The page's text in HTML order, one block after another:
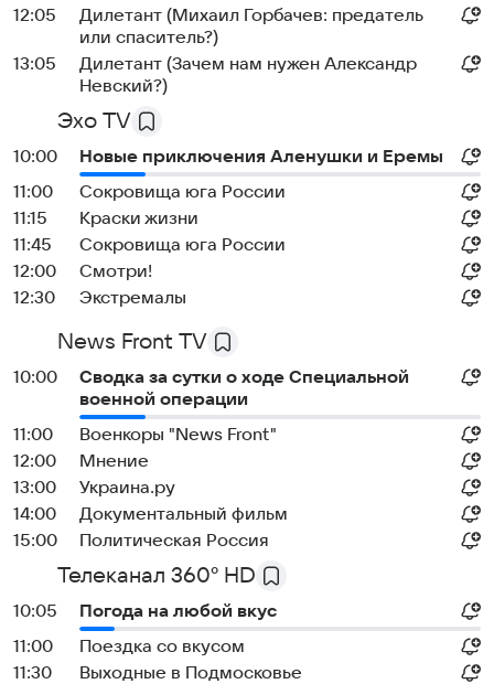
12:05
Дилетант (Михаил Горбачев: предатель
или спаситель?)
13:05
Дилетант (Зачем нам нужен Александр
Невский?)
Эхо TV
10:00
Новые приключения Аленушки и Еремы
11:00
Сокровища юга России
11:15
Краски жизни
11:45
Сокровища юга России
12:00
Смотри!
12:30
Экстремалы
News Front TV
10:00
Сводка за сутки о ходе Специальной
военной операции
11:00
Военкоры "News Front"
12:00
Мнение
13:00
Украина.ру
14:00
Документальный фильм
15:00
Политическая Россия
Телеканал 360° HD
10:05
Погода на любой вкус
11:00
Поездка со вкусом
11:30
Выходные в Подмосковье